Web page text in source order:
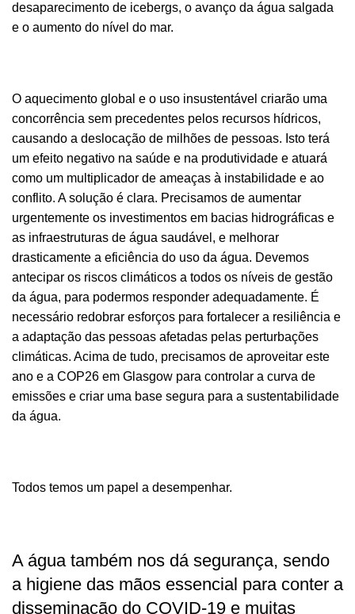
desaparecimento de icebergs, o avanço da água salgada
e o aumento do nível do mar.
O aquecimento global e o uso insustentável criarão uma
concorrência sem precedentes pelos recursos hídricos,
causando a deslocação de milhões de pessoas. Isto terá
um efeito negativo na saúde e na produtividade e atuará
como um multiplicador de ameaças à instabilidade e ao
conflito. A solução é clara. Precisamos de aumentar
urgentemente os investimentos em bacias hidrográficas e
as infraestruturas de água saudável, e melhorar
drasticamente a eficiência do uso da água. Devemos
antecipar os riscos climáticos a todos os níveis de gestão
da água, para podermos responder adequadamente. É
necessário redobrar esforços para fortalecer a resiliência e
a adaptação das pessoas afetadas pelas perturbações
climáticas. Acima de tudo, precisamos de aproveitar este
ano e a COP26 em Glasgow para controlar a curva de
emissões e criar uma base segura para a sustentabilidade
da água.
Todos temos um papel a desempenhar.
A água também nos dá segurança, sendo
a higiene das mãos essencial para conter a
disseminação do COVID-19 e muitas